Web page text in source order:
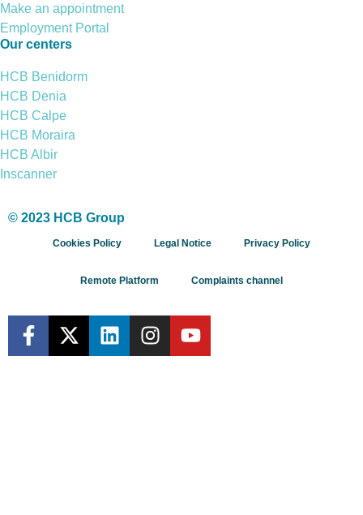
Make an appointment
Employment Portal
Our centers
HCB Benidorm
HCB Denia
HCB Calpe
HCB Moraira
HCB Albir
Inscanner
© 2023 HCB Group
Cookies Policy Legal Notice Privacy Policy
Remote Platform Complaints channel